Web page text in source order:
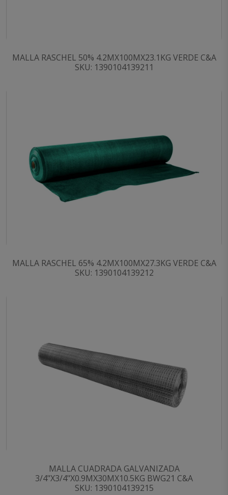
MALLA RASCHEL 50% 4.2MX100MX23.1KG VERDE C&A
SKU: 1390104139211
MALLA RASCHEL 65% 4.2MX100MX27.3KG VERDE C&A
SKU: 1390104139212
MALLA CUADRADA GALVANIZADA
3/4"X3/4"X0.9MX30MX10.5KG BWG21 C&A
SKU: 1390104139215